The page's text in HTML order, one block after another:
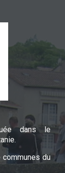
dans le
communes du